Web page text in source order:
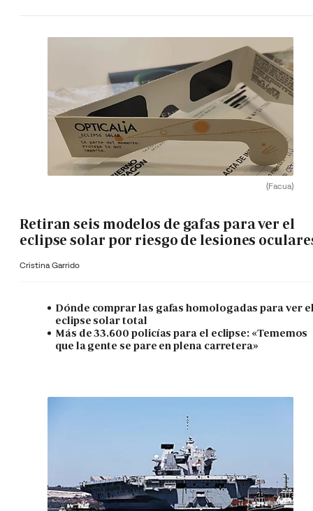
(Facua)
Retiran seis modelos de gafas para ver el
eclipse solar por riesgo de lesiones
Cristina Garrido
Dónde comprar las gafas homologadas para ver
eclipse solar total
Más de 33.600 policías para el eclipse: «Tememos
que la gente se pare en plena carretera»